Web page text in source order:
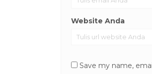
Website Anda
Save my name,